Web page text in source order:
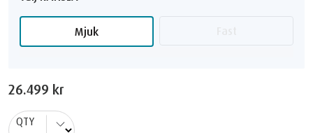
Mjuk
26.499 kr
QTY